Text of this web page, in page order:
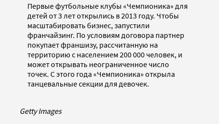
Первые футбольные клубы «Чемпионика» для
детей от 3 лет открылись в 2013 году. Чтобы
масштабировать бизнес, запустили
франчайзинг. По условиям договора партнер
покупает франшизу, рассчитанную на
территорию с населением 200 000 человек, и
может открывать неограниченное число
точек. С этого года «Чемпионика» открыла
танцевальные секции для девочек.
Getty Images